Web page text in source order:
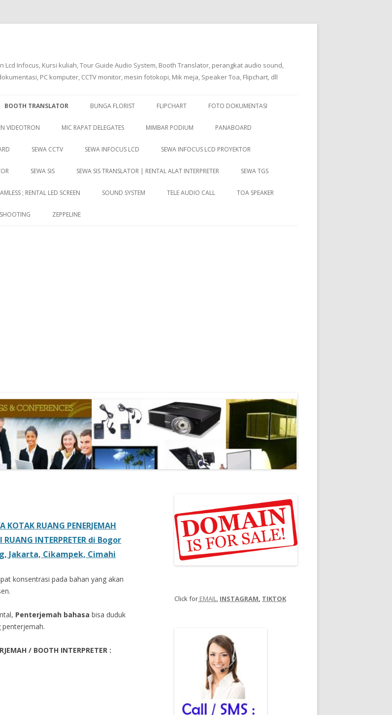
Lcd Infocus, Kursi kuliah, Tour Guide Audio System, Booth Translator, perangkat audio sound,
PC komputer, CCTV monitor, mesin fotokopi, Mik meja, Speaker Toa, Flipchart, dll
BOOTH TRANSLATOR BUNGA FLORIST FLIPCHART FOTO DOKUMENTASI
VIDEOTRON MIC RAPAT DELEGATES MIMBAR PODIUM PANABOARD
SEWA CCTV SEWA INFOCUS LCD SEWA INFOCUS LCD PROYEKTOR
SEWA SIS SEWA SIS TRANSLATOR | RENTAL ALAT INTERPRETER SEWA TGS
; RENTAL LED SCREEN SOUND SYSTEM TELE AUDIO CALL TOA SPEAKER
ZEPPELINE
KOTAK RUANG PENERJEMAH
RUANG INTERPRETER di Bogor
Jakarta, Cikampek, Cimahi
konsentrasi pada bahan yang akan
Penterjemah bahasa bisa duduk
/ BOOTH INTERPRETER :
Click for EMAIL, INSTAGRAM, TIKTOK